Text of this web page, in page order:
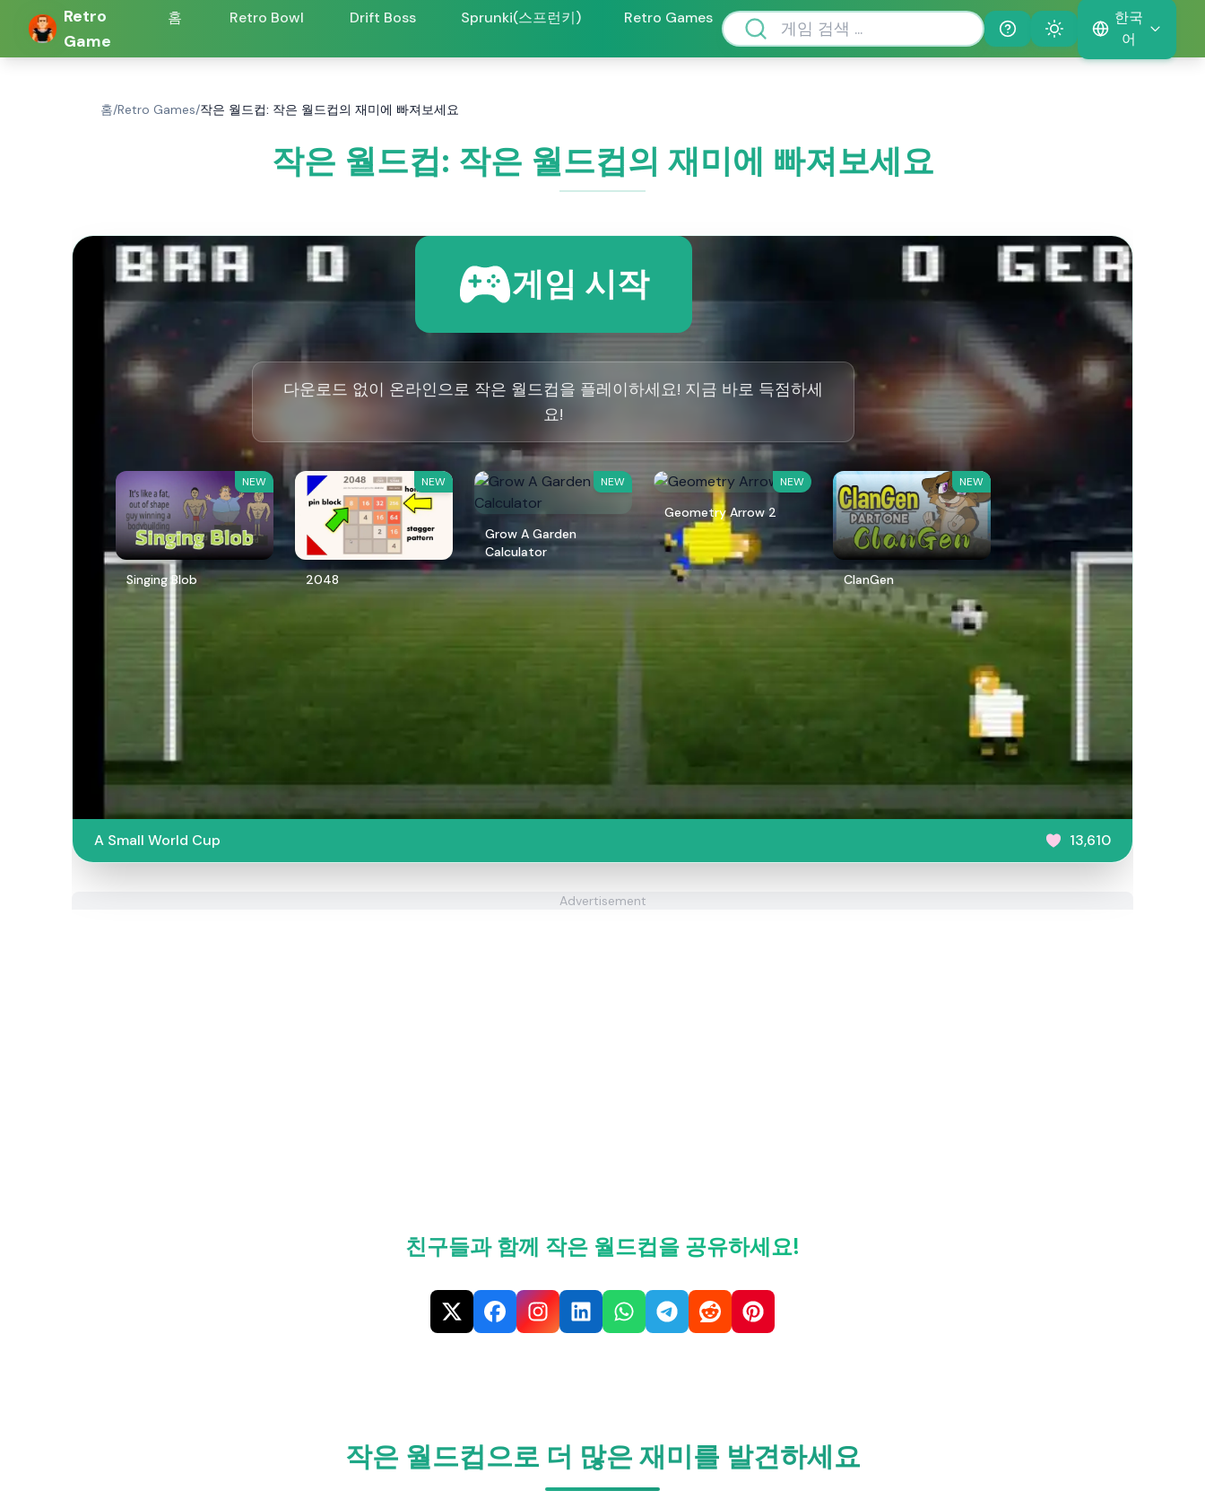
Retro
Game
홈 Retro Bowl Drift Boss Sprunki(스프런키)
Retro Games
Help
Theme
한국
어
홈/Retro Games/작은 월드컵: 작은 월드컵의 재미에 빠져보세요
작은 월드컵: 작은 월드컵의 재미에 빠져보세요
게임 시작
다운로드 없이 온라인으로 작은 월드컵을 플레이하세요! 지금 바로 득점하세
요!
NEW
Singing Blob
NEW
2048
NEW
Grow A Garden
Calculator
NEW
Geometry Arrow 2
NEW
ClanGen
A Small World Cup 13,610
Advertisement
친구들과 함께 작은 월드컵을 공유하세요!
작은 월드컵으로 더 많은 재미를 발견하세요